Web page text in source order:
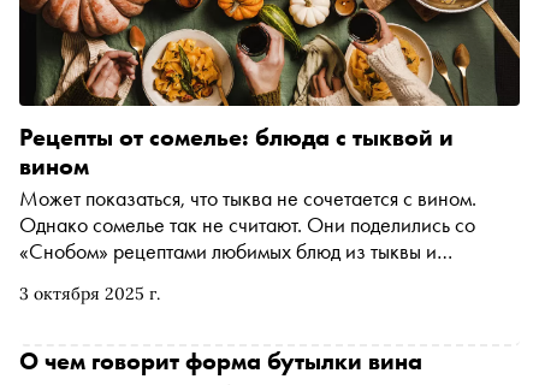
3 октября 2025 г.
Рецепты от сомелье: блюда с тыквой и
вином
Может показаться, что тыква не сочетается с вином.
Однако сомелье так не считают. Они поделились со
«Снобом» рецептами любимых блюд из тыквы и
О чем говорит форма бутылки вина